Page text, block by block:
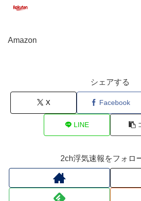
Amazon
シェアする
X Facebook
LINE
2ch浮気速報をフォロ